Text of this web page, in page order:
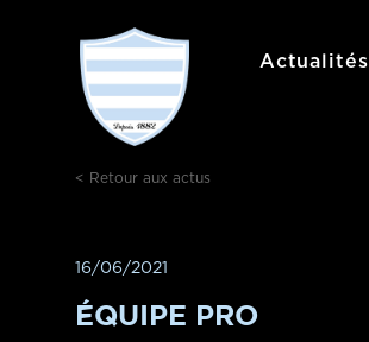
Actualités
< Retour aux actus
16/06/2021
ÉQUIPE PRO